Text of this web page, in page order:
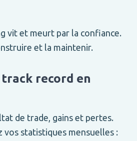
vit et meurt par la confiance.
et la maintenir.
record en
de trade, gains et pertes.
vos statistiques mensuelles :